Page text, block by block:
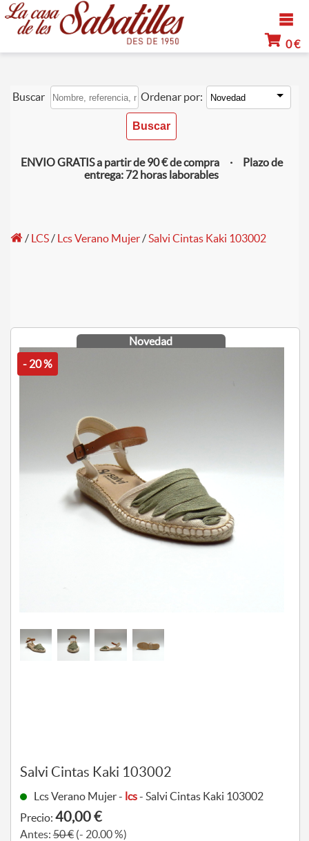
0 €
Buscar Ordenar por:
ENVIO GRATIS a partir de 90 € de compra · Plazo de
entrega: 72 horas laborables
/ LCS/ Lcs Verano Mujer/Salvi Cintas Kaki 103002
Novedad
- 20 %
Salvi Cintas Kaki 103002
Lcs Verano Mujer - lcs- Salvi Cintas Kaki 103002
Precio: 40,00 €
Antes:50 €(- 20.00 %)